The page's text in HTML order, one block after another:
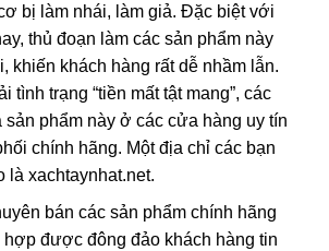
bị làm nhái, làm giả. Đặc biệt với
thủ đoạn làm các sản phẩm này
khiến khách hàng rất dễ nhầm lẫn.
tình trạng “tiền mất tật mang”, các
sản phẩm này ở các cửa hàng uy tín
chính hãng. Một địa chỉ các bạn
là xachtaynhat.net.
bán các sản phẩm chính hãng
được đông đảo khách hàng tin